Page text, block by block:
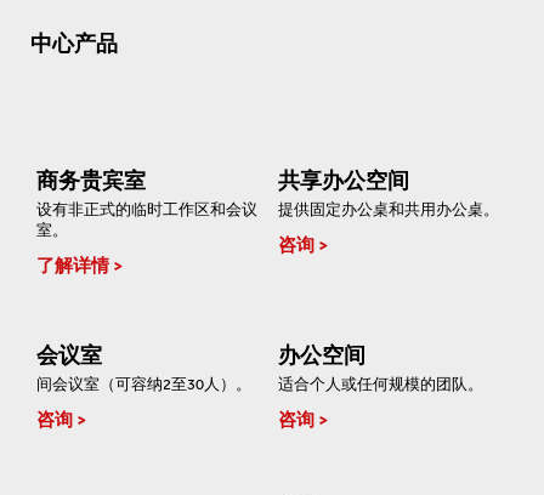
中心产品
商务贵宾室
设有非正式的临时工作区和会议
室。
了解详情
共享办公空间
提供固定办公桌和共用办公桌。
咨询
会议室
间会议室（可容纳2至30人）。
咨询
办公空间
适合个人或任何规模的团队。
咨询